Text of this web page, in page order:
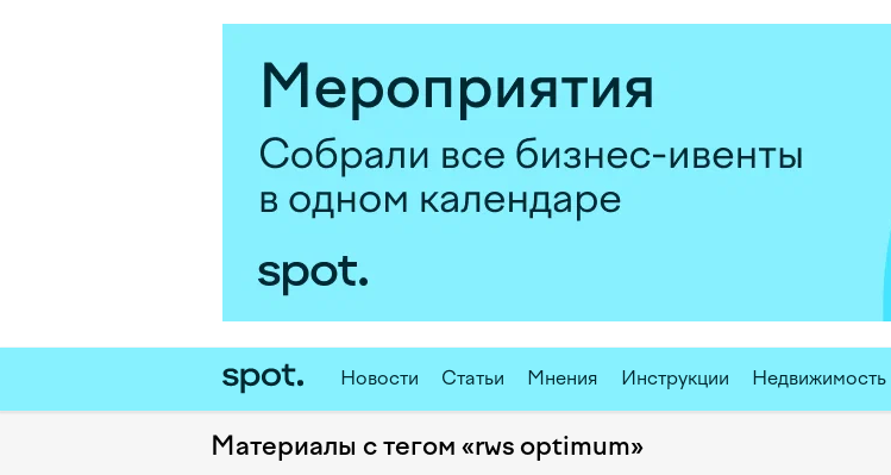
Новости Статьи Мнения Инструкции Недвижимость
Материалы с тегом «rws optimum»